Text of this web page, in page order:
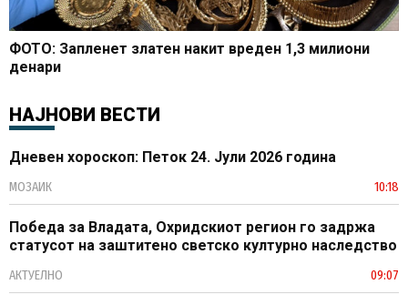
ФОТО: Запленет златен накит вреден 1,3 милиони
денари
НАЈНОВИ ВЕСТИ
Дневен хороскоп: Петок 24. Јули 2026 година
МОЗАИК 10:18
Победа за Владата, Охридскиот регион го задржа
статусот на заштитено светско културно наследство
АКТУЕЛНО 09:07